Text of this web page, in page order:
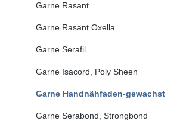
Garne Rasant
Garne Rasant Oxella
Garne Serafil
Garne Isacord, Poly Sheen
Garne Handnähfaden-gewachst
Garne Serabond, Strongbond